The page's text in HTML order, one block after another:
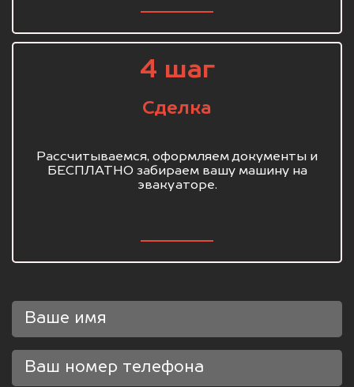
4 шаг
Сделка
Рассчитываемся, оформляем документы и
БЕСПЛАТНО забираем вашу машину на
эвакуаторе.